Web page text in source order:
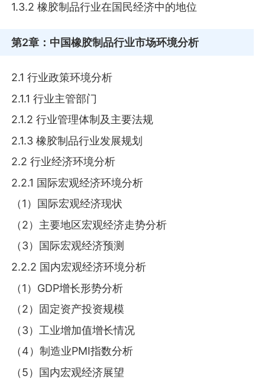
1.3.2 橡胶制品行业在国民经济中的地位
第2章 ：中国橡胶制品行业市场环境分析
2.1 行业政策环境分析
2.1.1 行业主管部门
2.1.2 行业管理体制及主要法规
2.1.3 橡胶制品行业发展规划
2.2 行业经济环境分析
2.2.1 国际宏观经济环境分析
（1）国际宏观经济现状
（2）主要地区宏观经济走势分析
（3）国际宏观经济预测
2.2.2 国内宏观经济环境分析
（1）GDP增长形势分析
（2）固定资产投资规模
（3）工业增加值增长情况
（4）制造业PMI指数分析
（5）国内宏观经济展望